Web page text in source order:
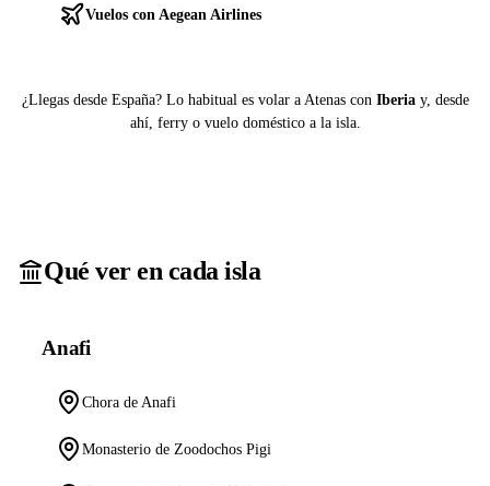
Vuelos con Aegean Airlines
¿Llegas desde España? Lo habitual es volar a Atenas con Iberiay, desde
ahí, ferry o vuelo doméstico a la isla.
Qué ver en cada isla
Anafi
Chora de Anafi
Monasterio de Zoodochos Pigi